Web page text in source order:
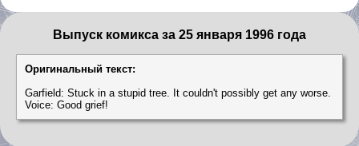
Выпуск комикса за 25 января 1996 года
Оригинальный текст:
Garfield: Stuck in a stupid tree. It couldn't possibly get any worse.
Voice: Good grief!